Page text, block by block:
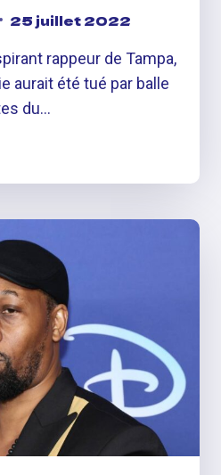
25 juillet 2022
rappeur de Tampa,
aurait été tué par balle
du…
»